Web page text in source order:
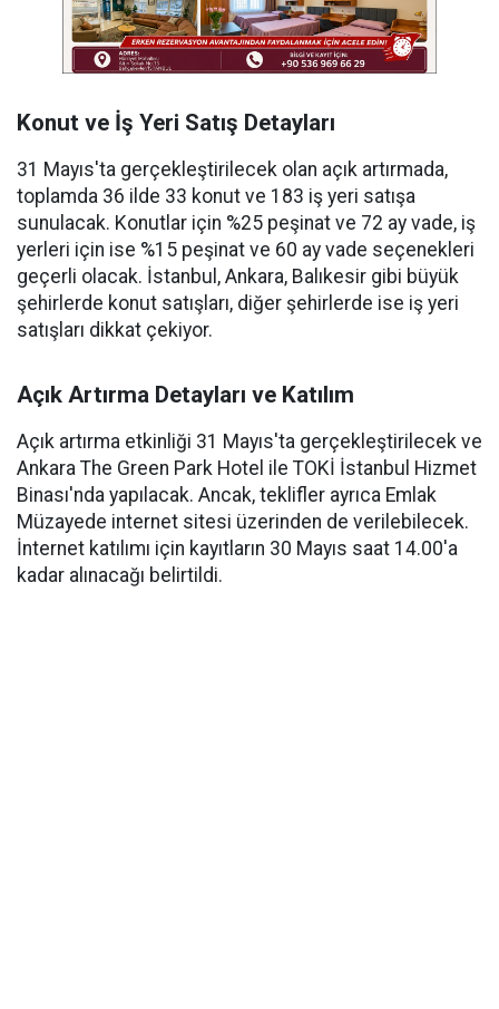
Konut ve İş Yeri Satış Detayları
31 Mayıs'ta gerçekleştirilecek olan açık artırmada,
toplamda 36 ilde 33 konut ve 183 iş yeri satışa
sunulacak. Konutlar için %25 peşinat ve 72 ay vade, iş
yerleri için ise %15 peşinat ve 60 ay vade seçenekleri
geçerli olacak. İstanbul, Ankara, Balıkesir gibi büyük
şehirlerde konut satışları, diğer şehirlerde ise iş yeri
satışları dikkat çekiyor.
Açık Artırma Detayları ve Katılım
Açık artırma etkinliği 31 Mayıs'ta gerçekleştirilecek ve
Ankara The Green Park Hotel ile TOKİ İstanbul Hizmet
Binası'nda yapılacak. Ancak, teklifler ayrıca Emlak
Müzayede internet sitesi üzerinden de verilebilecek.
İnternet katılımı için kayıtların 30 Mayıs saat 14.00'a
kadar alınacağı belirtildi.